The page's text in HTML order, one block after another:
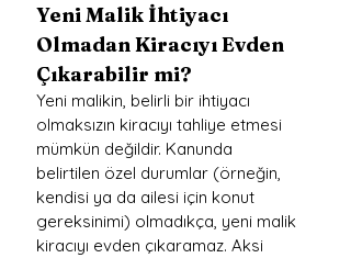
Yeni Malik İhtiyacı
Olmadan Kiracıyı Evden
Çıkarabilir mi?
Yeni malikin, belirli bir ihtiyacı
olmaksızın kiracıyı tahliye etmesi
mümkün değildir. Kanunda
belirtilen özel durumlar (örneğin,
kendisi ya da ailesi için konut
gereksinimi) olmadıkça, yeni malik
kiracıyı evden çıkaramaz. Aksi